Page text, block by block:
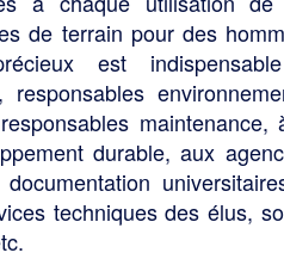
de terrain pour des
est
maintenance,
durable, aux
techniques des élus,